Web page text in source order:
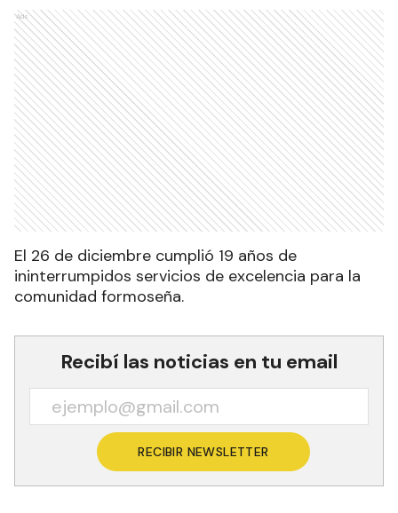
Ads
El 26 de diciembre cumplió 19 años de
ininterrumpidos servicios de excelencia para la
comunidad formoseña.
Recibí las noticias en tu email
RECIBIR NEWSLETTER